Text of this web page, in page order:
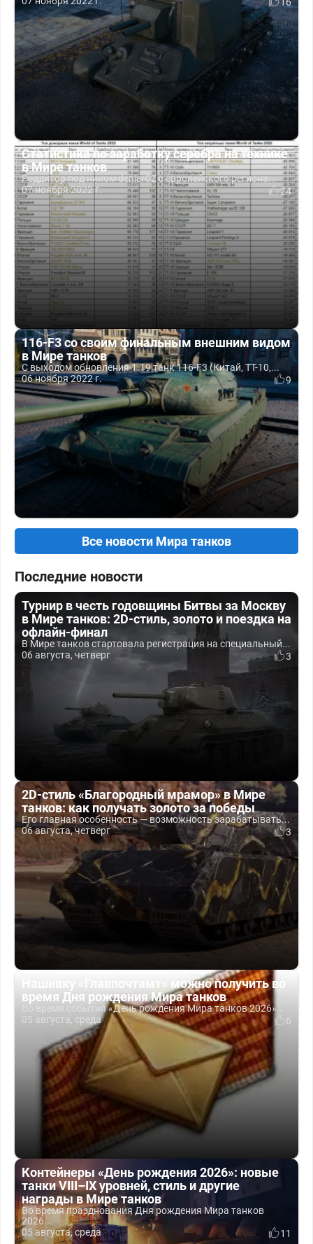
Статистика по заработку серебра на технике
в Мире танков
Реддитор под ником denierCZ c европейского региона...
07 ноября 2022 г.
24
116-F3 со своим финальным внешним видом
в Мире танков
С выходом обновления 1.19 танк 116-F3 (Китай, ТТ-10,...
06 ноября 2022 г.
9
Все новости Мира танков
Последние новости
Турнир в честь годовщины Битвы за Москву
в Мире танков: 2D-стиль, золото и поездка на
офлайн-финал
В Мире танков стартовала регистрация на специальный...
06 августа, четверг
3
2D-стиль «Благородный мрамор» в Мире
танков: как получать золото за победы
Его главная особенность — возможность зарабатывать...
06 августа, четверг
3
Нашивку «Главпочтамт» можно получить во
время Дня рождения Мира танков
Во время события «День рождения Мира танков 2026»...
05 августа, среда
6
Контейнеры «День рождения 2026»: новые
танки VIII–IX уровней, стиль и другие
награды в Мире танков
Во время празднования Дня рождения Мира танков
2026...
05 августа, среда
11